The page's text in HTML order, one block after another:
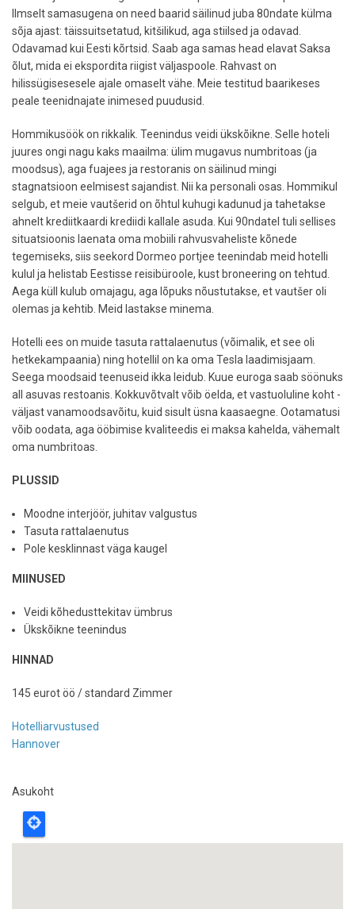
Ilmselt samasugena on need baarid säilinud juba 80ndate külma
sõja ajast: täissuitsetatud, kitšilikud, aga stiilsed ja odavad.
Odavamad kui Eesti kõrtsid. Saab aga samas head elavat Saksa
õlut, mida ei ekspordita riigist väljaspoole. Rahvast on
hilissügisesesele ajale omaselt vähe. Meie testitud baarikeses
peale teenidnajate inimesed puudusid.
Hommikusöök on rikkalik. Teenindus veidi ükskõikne. Selle hoteli
juures ongi nagu kaks maailma: ülim mugavus numbritoas (ja
moodsus), aga fuajees ja restoranis on säilinud mingi
stagnatsioon eelmisest sajandist. Nii ka personali osas. Hommikul
selgub, et meie vautšerid on õhtul kuhugi kadunud ja tahetakse
ahnelt krediitkaardi krediidi kallale asuda. Kui 90ndatel tuli sellises
situatsioonis laenata oma mobiili rahvusvaheliste kõnede
tegemiseks, siis seekord Dormeo portjee teenindab meid hotelli
kulul ja helistab Eestisse reisibüroole, kust broneering on tehtud.
Aega küll kulub omajagu, aga lõpuks nõustutakse, et vautšer oli
olemas ja kehtib. Meid lastakse minema.
Hotelli ees on muide tasuta rattalaenutus (võimalik, et see oli
hetkekampaania) ning hotellil on ka oma Tesla laadimisjaam.
Seega moodsaid teenuseid ikka leidub. Kuue euroga saab söönuks
all asuvas restoanis. Kokkuvõtvalt võib öelda, et vastuoluline koht -
väljast vanamoodsavõitu, kuid sisult üsna kaasaegne. Ootamatusi
võib oodata, aga ööbimise kvaliteedis ei maksa kahelda, vähemalt
oma numbritoas.
PLUSSID
Moodne interjöör, juhitav valgustus
Tasuta rattalaenutus
Pole kesklinnast väga kaugel
MIINUSED
Veidi kõhedusttekitav ümbrus
Ükskõikne teenindus
HINNAD
145 eurot öö / standard Zimmer
Hotelliarvustused
Hannover
Asukoht